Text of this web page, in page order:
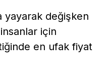
yayarak değişken
için
en ufak fiyat